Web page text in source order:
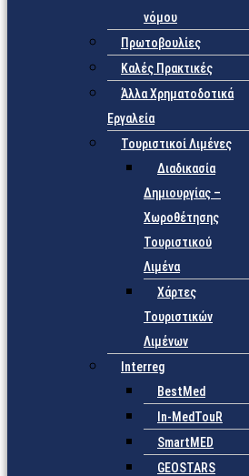
νόμου
Πρωτοβουλίες
Καλές Πρακτικές
Άλλα Χρηματοδοτικά
Εργαλεία
Τουριστικοί Λιμένες
Διαδικασία
Δημιουργίας –
Χωροθέτησης
Τουριστικού
Λιμένα
Χάρτες
Τουριστικών
Λιμένων
Interreg
BestMed
In-MedTouR
SmartMED
GEOSTARS